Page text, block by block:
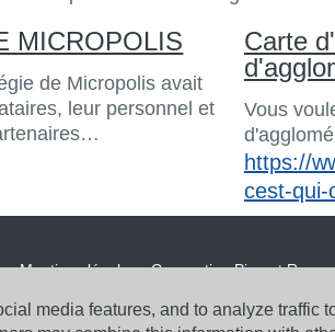
MICROPOLIS
de Micropolis avait
leur personnel et
Carte
Vous
https://
cest-
-Mentions légales-Conception Piment Rouge
media features, and to analyze